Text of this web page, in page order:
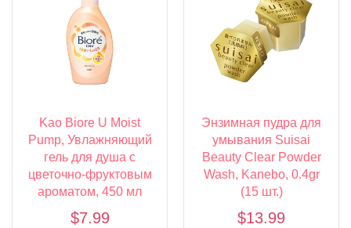
Kao Biore U Moist
Pump, Увлажняющий
гель для душа с
цветочно-фруктовым
ароматом, 450 мл
$7.99
Энзимная пудра для
умывания Suisai
Beauty Clear Powder
Wash, Kanebo, 0.4gr
(15 шт.)
$13.99